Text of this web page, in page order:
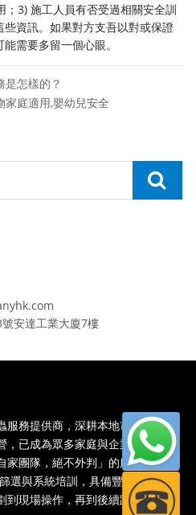
；3) 施工人員有否受過相關安全訓
資訊。如果對方支吾以對或保證
需要多留一個心眼。
是怎樣的？
庭適用,嬰幼兒安全
安達工業大廈7樓
服務提供商，深耕本地市場多年，
，已成為眾多家庭與企業信賴的蟲
家團隊，絕不外判」的服務承諾
與系統培訓，具備豐富的現場處
到現場操作，再到後續跟蹤，全...